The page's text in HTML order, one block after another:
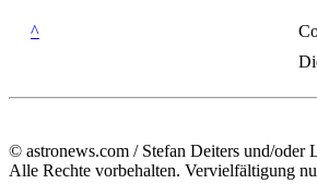
^
© astronews.com / Stefan Deiters und/oder
Alle Rechte vorbehalten. Vervielfältigung